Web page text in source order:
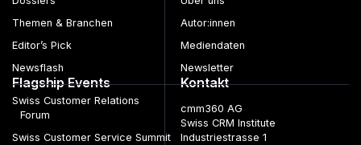
Themen & Branchen
Editor’s Pick
Newsflash
Autor:innen
Mediendaten
Newsletter
Flagship Events
Swiss Customer Relations
Forum
Swiss Customer Service Summit
Kontakt
cmm360 AG
Swiss CRM Institute
Industriestrasse 1